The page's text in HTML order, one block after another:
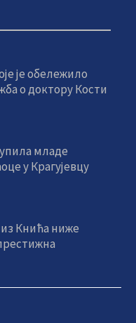
је обележило
о доктору Кости
младе
у Крагујевцу
Кнића ниже